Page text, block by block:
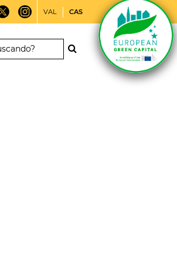
VAL CAS